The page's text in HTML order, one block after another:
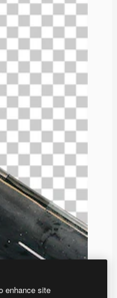
enhance site